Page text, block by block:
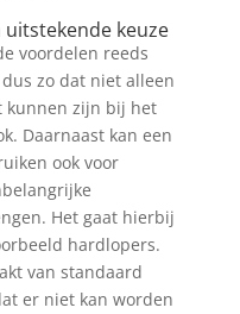
keuze
voordelen reeds
zo dat niet alleen
kunnen zijn bij het
Daarnaast kan een
ook voor
Het gaat hierbij
hardlopers.
van standaard
er niet kan worden